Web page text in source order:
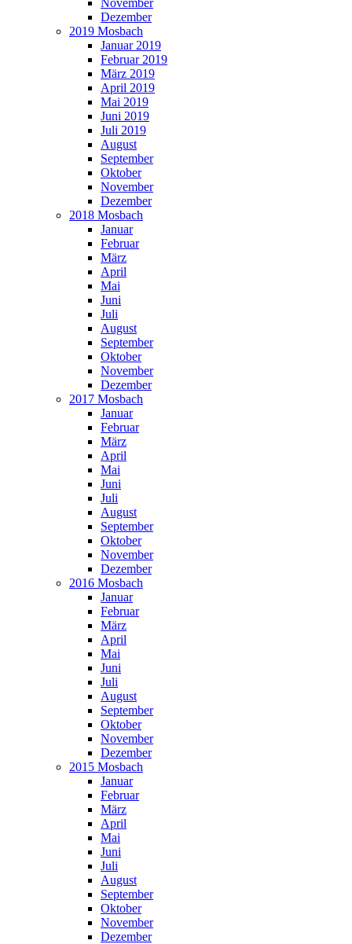
Dezember
2019 Mosbach
Januar 2019
Februar 2019
März 2019
April 2019
Mai 2019
Juni 2019
Juli 2019
August
September
Oktober
November
Dezember
2018 Mosbach
Januar
Februar
März
April
Mai
Juni
Juli
August
September
Oktober
November
Dezember
2017 Mosbach
Januar
Februar
März
April
Mai
Juni
Juli
August
September
Oktober
November
Dezember
2016 Mosbach
Januar
Februar
März
April
Mai
Juni
Juli
August
September
Oktober
November
Dezember
2015 Mosbach
Januar
Februar
März
April
Mai
Juni
Juli
August
September
Oktober
November
Dezember